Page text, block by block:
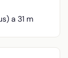
a 31 m